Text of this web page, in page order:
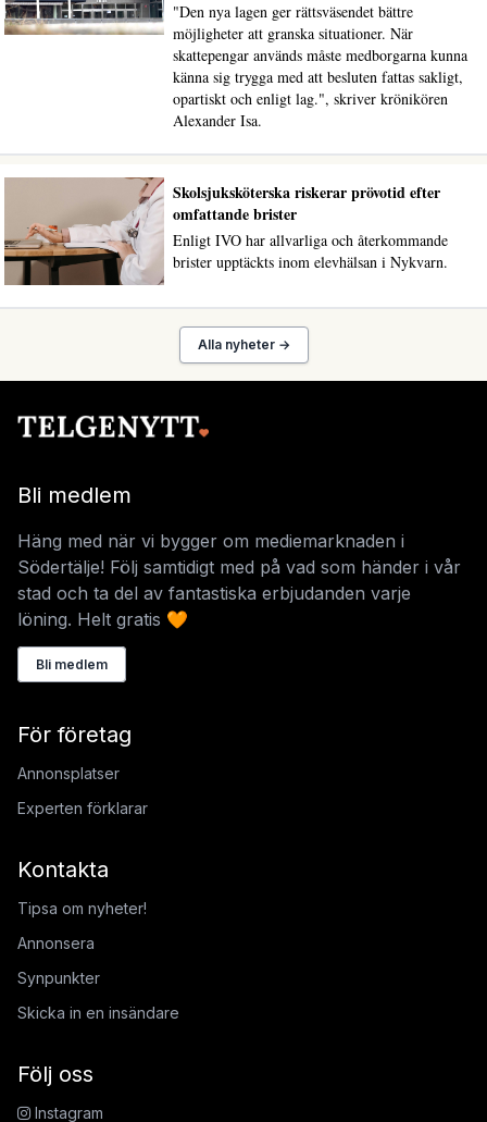
"Den nya lagen ger rättsväsendet bättre
möjligheter att granska situationer. När
skattepengar används måste medborgarna kunna
känna sig trygga med att besluten fattas sakligt,
opartiskt och enligt lag.", skriver krönikören
Alexander Isa.
Skolsjuksköterska riskerar prövotid efter
omfattande brister
Enligt IVO har allvarliga och återkommande
brister upptäckts inom elevhälsan i Nykvarn.
Alla nyheter →
Bli medlem
Häng med när vi bygger om mediemarknaden i
Södertälje! Följ samtidigt med på vad som händer i vår
stad och ta del av fantastiska erbjudanden varje
löning. Helt gratis 🧡
Bli medlem
För företag
Annonsplatser
Experten förklarar
Kontakta
Tipsa om nyheter!
Annonsera
Synpunkter
Skicka in en insändare
Följ oss
Instagram